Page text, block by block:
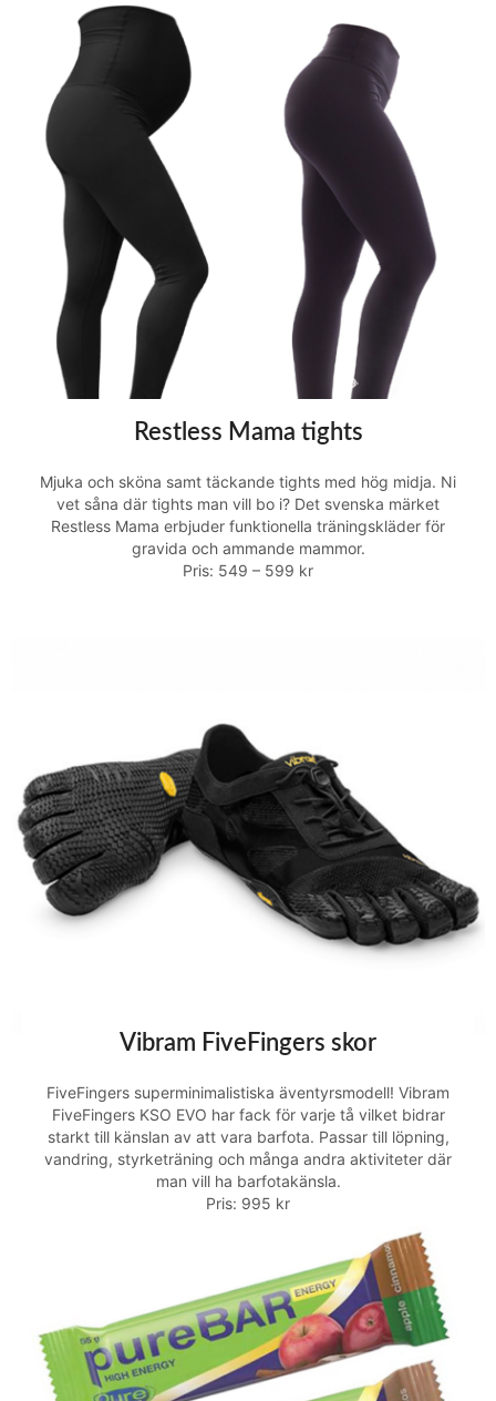
Restless Mama tights
Mjuka och sköna samt täckande tights med hög midja. Ni
vet såna där tights man vill bo i? Det svenska märket
Restless Mama erbjuder funktionella träningskläder för
gravida och ammande mammor.
Pris: 549 – 599 kr
Vibram FiveFingers skor
FiveFingers superminimalistiska äventyrsmodell! Vibram
FiveFingers KSO EVO har fack för varje tå vilket bidrar
starkt till känslan av att vara barfota. Passar till löpning,
vandring, styrketräning och många andra aktiviteter där
man vill ha barfotakänsla.
Pris: 995 kr